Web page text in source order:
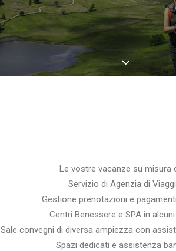
Le vostre vacanze su misura
Servizio di Agenzia di
Gestione prenotazioni e
Centri Benessere e SPA in
Sale convegni di diversa ampiezza con
Spazi dedicati e assistenza